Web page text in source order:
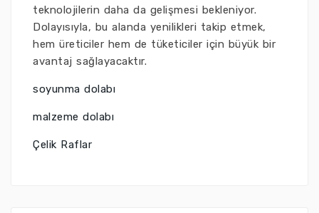
teknolojilerin daha da gelişmesi bekleniyor.
Dolayısıyla, bu alanda yenilikleri takip etmek,
hem üreticiler hem de tüketiciler için büyük bir
avantaj sağlayacaktır.
soyunma dolabı
malzeme dolabı
Çelik Raflar